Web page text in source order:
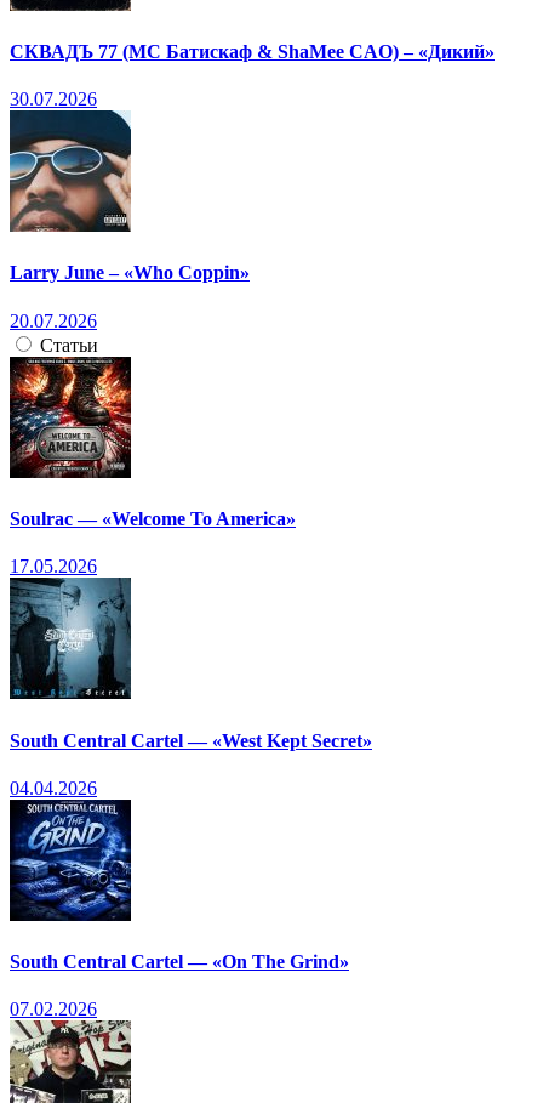
СКВАДЪ 77 (МС Батискаф & ShaMee CAO) – «Дикий»
30.07.2026
Larry June – «Who Coppin»
20.07.2026
Статьи
Soulrac — «Welcome To America»
17.05.2026
South Central Cartel — «West Kept Secret»
04.04.2026
South Central Cartel — «On The Grind»
07.02.2026